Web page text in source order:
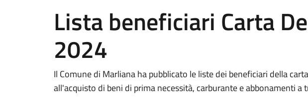
Lista beneficiari Carta
2024
Il Comune di Marliana ha pubblicato le liste dei beneficiari della
all'acquisto di beni di prima necessità, carburante e abbonamenti a